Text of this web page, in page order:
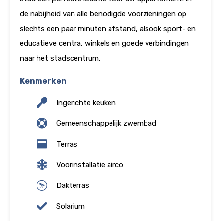
de nabijheid van alle benodigde voorzieningen op
slechts een paar minuten afstand, alsook sport- en
educatieve centra, winkels en goede verbindingen
naar het stadscentrum.
Kenmerken
Ingerichte keuken
Gemeenschappelijk zwembad
Terras
Voorinstallatie airco
Dakterras
Solarium